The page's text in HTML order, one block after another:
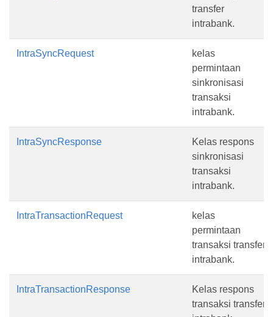
transfer
intrabank.
IntraSyncRequest
kelas
permintaan
sinkronisasi
transaksi
intrabank.
IntraSyncResponse
Kelas respons
sinkronisasi
transaksi
intrabank.
IntraTransactionRequest
kelas
permintaan
transaksi transfer
intrabank.
IntraTransactionResponse
Kelas respons
transaksi transfer